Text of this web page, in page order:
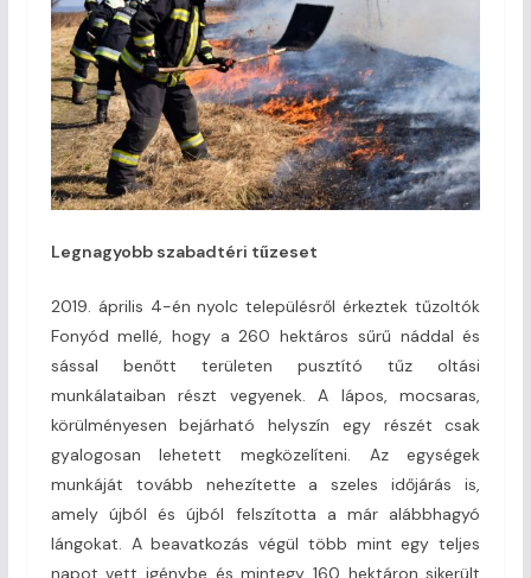
Legnagyobb szabadtéri tűzeset
2019. április 4-én nyolc településről érkeztek tűzoltók
Fonyód mellé, hogy a 260 hektáros sűrű náddal és
sással benőtt területen pusztító tűz oltási
munkálataiban részt vegyenek. A lápos, mocsaras,
körülményesen bejárható helyszín egy részét csak
gyalogosan lehetett megközelíteni. Az egységek
munkáját tovább nehezítette a szeles időjárás is,
amely újból és újból felszította a már alábbhagyó
lángokat. A beavatkozás végül több mint egy teljes
napot vett igénybe és mintegy 160 hektáron sikerült